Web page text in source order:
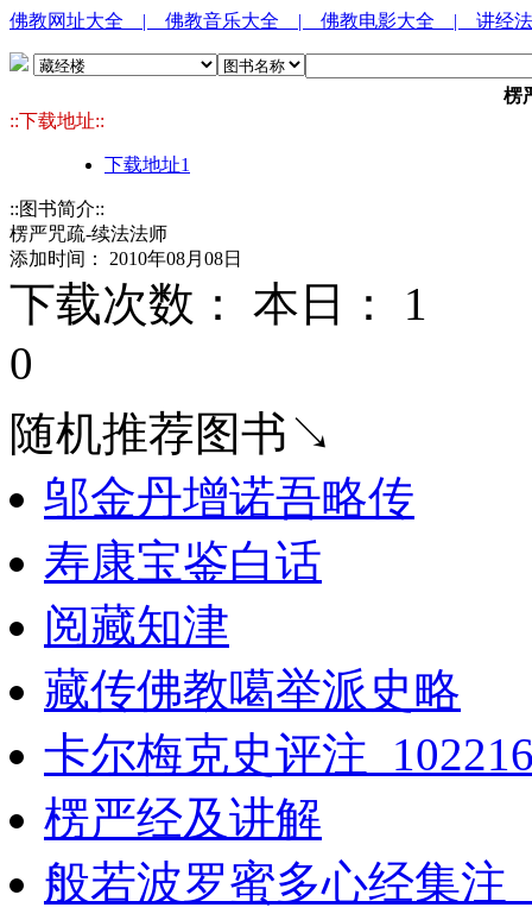
佛教网址大全 | 佛教音乐大全 | 佛教电影大全 | 讲经
楞
::下载地址::
下载地址1
::图书简介::
楞严咒疏-续法法师
添加时间： 2010年08月08日
下载次数： 本日： 1
0
随机推荐图书↘
邬金丹增诺吾略传
寿康宝鉴白话
阅藏知津
藏传佛教噶举派史略
卡尔梅克史评注
楞严经及讲解
般若波罗蜜多心经集注